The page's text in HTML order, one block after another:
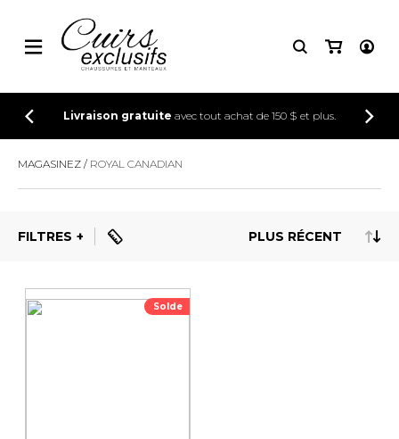
CONNEXION
INSCRIPTION
Livraison gratuite avec tout achat de 150 $ et plus.
MAGASINEZ ROYAL CANADIAN
FILTRES
Solde